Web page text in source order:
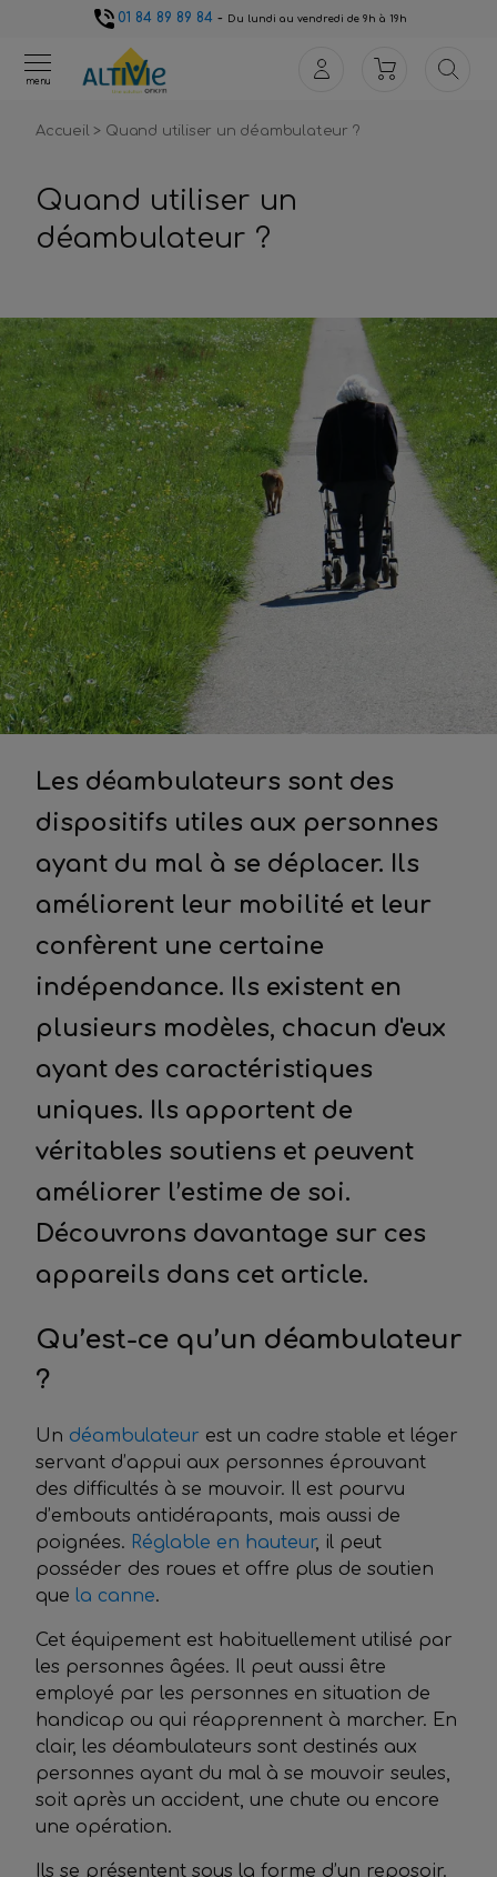
01 84 89 89 84- Du lundi au vendredi de 9h à 19h
menu
Accueil> Quand utiliser un déambulateur ?
Quand utiliser un
déambulateur ?
Les déambulateurs sont des
dispositifs utiles aux personnes
ayant du mal à se déplacer. Ils
améliorent leur mobilité et leur
confèrent une certaine
indépendance. Ils existent en
plusieurs modèles, chacun d'eux
ayant des caractéristiques
uniques. Ils apportent de
véritables soutiens et peuvent
améliorer l’estime de soi.
Découvrons davantage sur ces
appareils dans cet article.
Qu’est-ce qu’un déambulateur
?
Un déambulateur est un cadre stable et léger
servant d’appui aux personnes éprouvant
des difficultés à se mouvoir. Il est pourvu
d’embouts antidérapants, mais aussi de
poignées. Réglable en hauteur, il peut
posséder des roues et offre plus de soutien
que la canne.
Cet équipement est habituellement utilisé par
les personnes âgées. Il peut aussi être
employé par les personnes en situation de
handicap ou qui réapprennent à marcher. En
clair, les déambulateurs sont destinés aux
personnes ayant du mal à se mouvoir seules,
soit après un accident, une chute ou encore
une opération.
Ils se présentent sous la forme d’un reposoir.